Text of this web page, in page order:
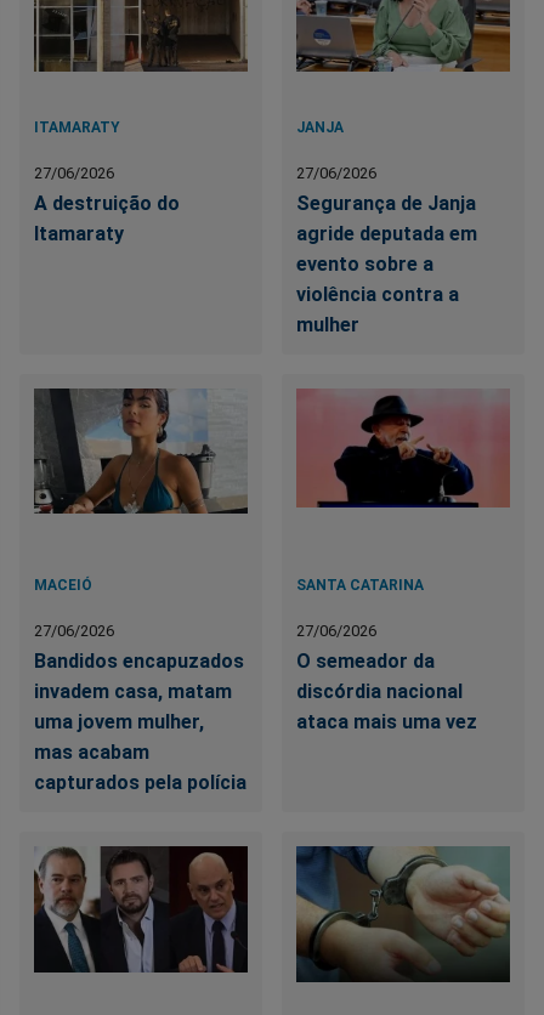
ITAMARATY
27/06/2026
A destruição do
Itamaraty
JANJA
27/06/2026
Segurança de Janja
agride deputada em
evento sobre a
violência contra a
mulher
MACEIÓ
27/06/2026
Bandidos encapuzados
invadem casa, matam
uma jovem mulher,
mas acabam
capturados pela polícia
SANTA CATARINA
27/06/2026
O semeador da
discórdia nacional
ataca mais uma vez